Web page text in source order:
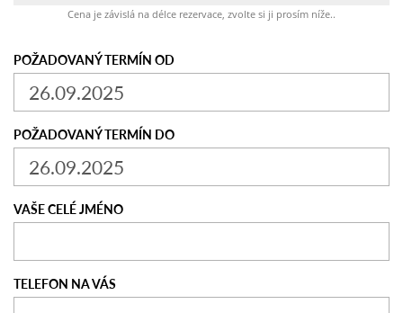
Cena je závislá na délce rezervace, zvolte si ji prosím níže..
POŽADOVANÝ TERMÍN OD
POŽADOVANÝ TERMÍN DO
VAŠE CELÉ JMÉNO
TELEFON NA VÁS